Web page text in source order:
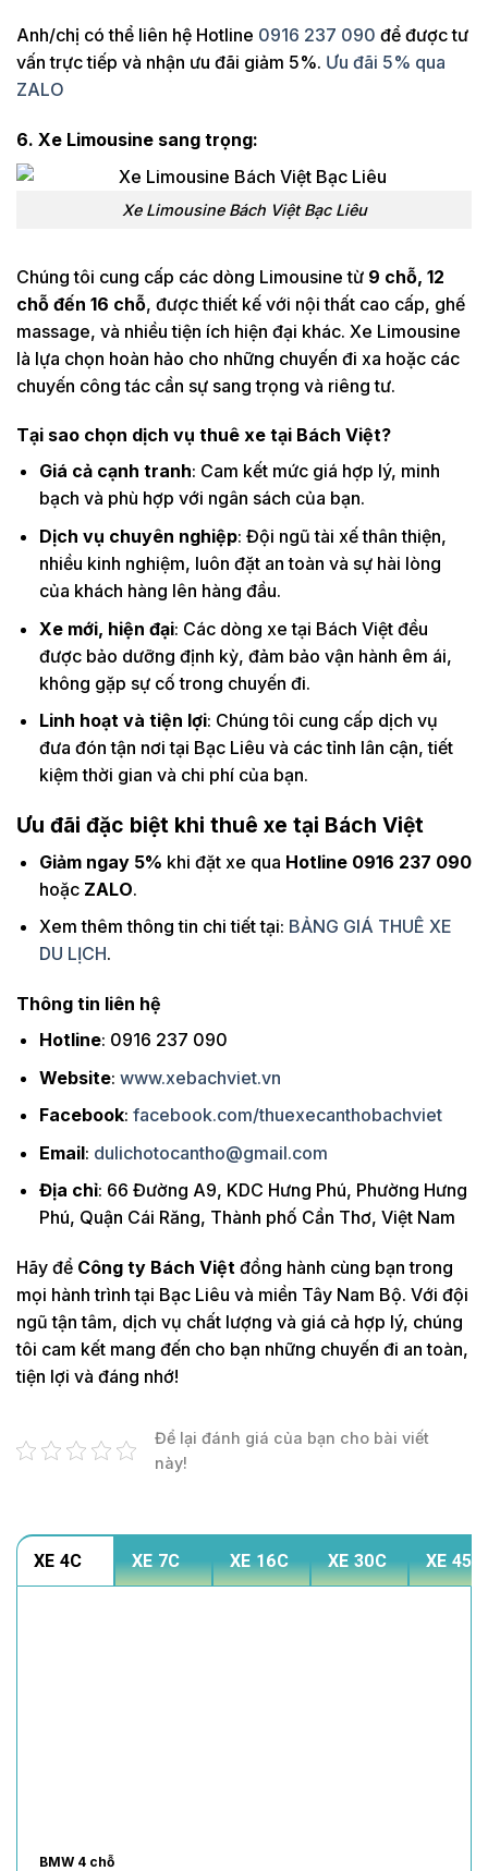
Anh/chị có thể liên hệ Hotline 0916 237 090 để được tư
vấn trực tiếp và nhận ưu đãi giảm 5%. Ưu đãi 5% qua
ZALO
6. Xe Limousine sang trọng:
Xe Limousine Bách Việt Bạc Liêu
Chúng tôi cung cấp các dòng Limousine từ 9 chỗ, 12
chỗ đến 16 chỗ, được thiết kế với nội thất cao cấp, ghế
massage, và nhiều tiện ích hiện đại khác. Xe Limousine
là lựa chọn hoàn hảo cho những chuyến đi xa hoặc các
chuyến công tác cần sự sang trọng và riêng tư.
Tại sao chọn dịch vụ thuê xe tại Bách Việt?
Giá cả cạnh tranh: Cam kết mức giá hợp lý, minh
bạch và phù hợp với ngân sách của bạn.
Dịch vụ chuyên nghiệp: Đội ngũ tài xế thân thiện,
nhiều kinh nghiệm, luôn đặt an toàn và sự hài lòng
của khách hàng lên hàng đầu.
Xe mới, hiện đại: Các dòng xe tại Bách Việt đều
được bảo dưỡng định kỳ, đảm bảo vận hành êm ái,
không gặp sự cố trong chuyến đi.
Linh hoạt và tiện lợi: Chúng tôi cung cấp dịch vụ
đưa đón tận nơi tại Bạc Liêu và các tỉnh lân cận, tiết
kiệm thời gian và chi phí của bạn.
Ưu đãi đặc biệt khi thuê xe tại Bách Việt
Giảm ngay 5% khi đặt xe qua Hotline 0916 237 090
hoặc ZALO.
Xem thêm thông tin chi tiết tại: BẢNG GIÁ THUÊ XE
DU LỊCH.
Thông tin liên hệ
Hotline: 0916 237 090
Website: www.xebachviet.vn
Facebook: facebook.com/thuexecanthobachviet
Email: dulichotocantho@gmail.com
Địa chỉ: 66 Đường A9, KDC Hưng Phú, Phường Hưng
Phú, Quận Cái Răng, Thành phố Cần Thơ, Việt Nam
Hãy để Công ty Bách Việt đồng hành cùng bạn trong
mọi hành trình tại Bạc Liêu và miền Tây Nam Bộ. Với đội
ngũ tận tâm, dịch vụ chất lượng và giá cả hợp lý, chúng
tôi cam kết mang đến cho bạn những chuyến đi an toàn,
tiện lợi và đáng nhớ!
Để lại đánh giá của bạn cho bài viết
này!
XE 4C XE 7C XE 16C XE 30C XE 45C
BMW 4 chỗ